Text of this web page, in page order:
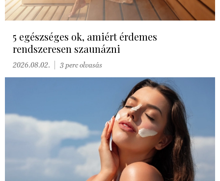
5 egészséges ok, amiért érdemes
rendszeresen szaunázni
2026.08.02. 3 perc olvasás